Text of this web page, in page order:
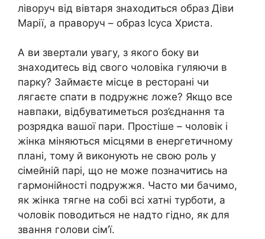
ліворуч від вівтаря знаходиться образ Діви
Марії, а праворуч – образ Ісуса Христа.
А ви звертали увагу, з якого боку ви
знаходитесь від свого чоловіка гуляючи в
парку? Займаєте місце в ресторані чи
лягаєте спати в подружнє ложе? Якщо все
навпаки, відбуватиметься роз’єднання та
розрядка вашої пари. Простіше – чоловік і
жінка міняються місцями в енергетичному
плані, тому й виконують не свою роль у
сімейній парі, що не може позначитись на
гармонійності подружжя. Часто ми бачимо,
як жінка тягне на собі всі хатні турботи, а
чоловік поводиться не надто гідно, як для
звання голови сім’ї.